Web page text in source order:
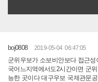
boj0808 2019-05-04 06:47:05
군위우보가 소보비안보다 접근
국어느지역에서도2시간이면 군
능한 곳이다 대구우보 국제관문